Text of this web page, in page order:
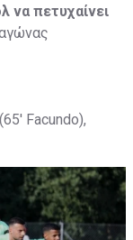
να πετυχαίνει
Facundo),
Roberge (65'
(65' Sol),